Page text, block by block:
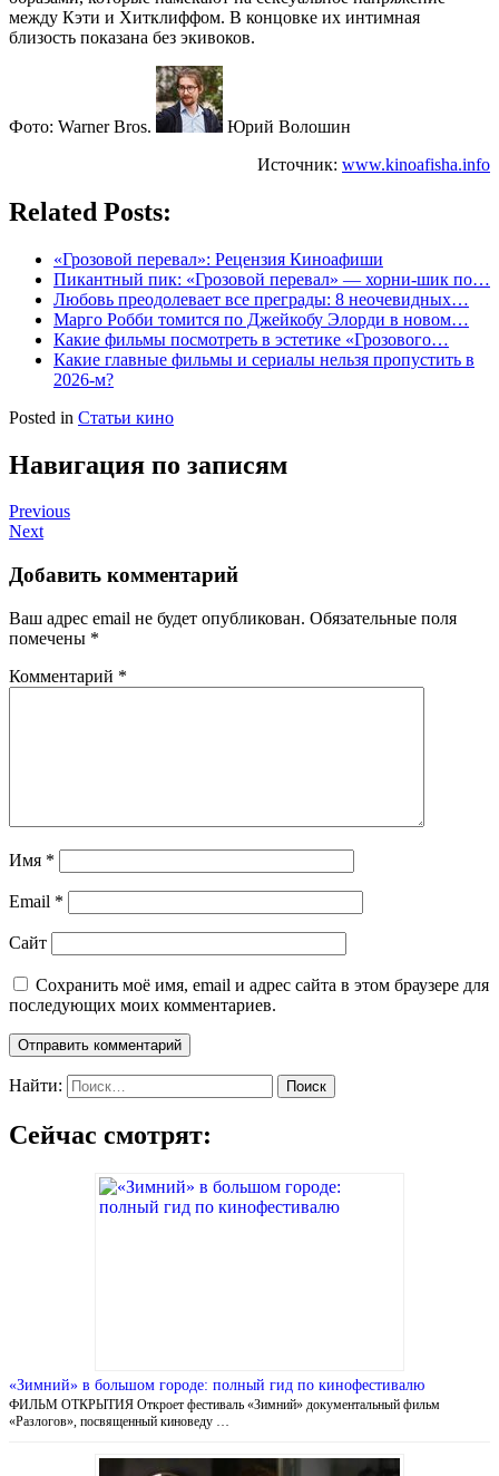
между Кэти и Хитклиффом. В концовке их интимная
близость показана без экивоков.
Фото: Warner Bros.
Юрий Волошин
Источник: www.kinoafisha.info
Related Posts:
«Грозовой перевал»: Рецензия Киноафиши
Пикантный пик: «Грозовой перевал» — хорни-шик по…
Любовь преодолевает все преграды: 8 неочевидных…
Марго Робби томится по Джейкобу Элорди в новом…
Какие фильмы посмотреть в эстетике «Грозового…
Какие главные фильмы и сериалы нельзя пропустить в
2026-м?
Posted in Статьи кино
Навигация по записям
Previous
Next
Добавить комментарий
Ваш адрес email не будет опубликован. Обязательные поля
помечены *
Комментарий *
Имя *
Email *
Сайт
Сохранить моё имя, email и адрес сайта в этом браузере для
последующих моих комментариев.
Найти:
Сейчас смотрят:
«Зимний» в большом городе: полный гид по кинофестивалю
ФИЛЬМ ОТКРЫТИЯ Откроет фестиваль «Зимний» документальный фильм
«Разлогов», посвященный киноведу …